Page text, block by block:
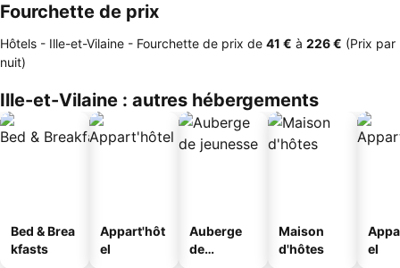
Fourchette de prix
Hôtels - Ille-et-Vilaine - Fourchette de prix de ‎41 € à ‎226 € (Prix par
nuit)
Ille-et-Vilaine : autres hébergements
Bed & Brea
kfasts
Appart'hôt
el
Auberge
de
Maison
d'hôtes
el